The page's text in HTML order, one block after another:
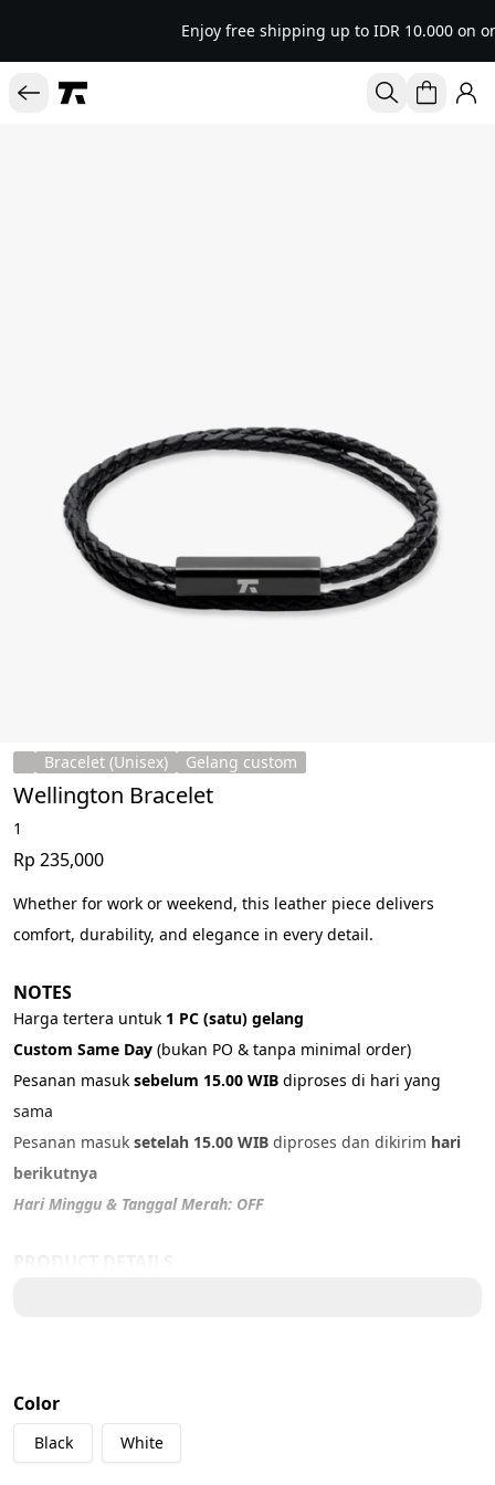
Enjoy free shipping up to IDR 10.000 on
Bracelet (Unisex) Gelang custom
Wellington Bracelet
1
Rp 235,000
Whether for work or weekend, this leather piece delivers
comfort, durability, and elegance in every detail.
NOTES
Harga tertera untuk 1 PC (satu) gelang
Custom Same Day (bukan PO & tanpa minimal order)
Pesanan masuk sebelum 15.00 WIB diproses di hari yang
sama
Pesanan masuk setelah 15.00 WIB diproses dan dikirim hari
berikutnya
Hari Minggu & Tanggal Merah: OFF
16 cm - XS
17 cm - S
Color
Black White